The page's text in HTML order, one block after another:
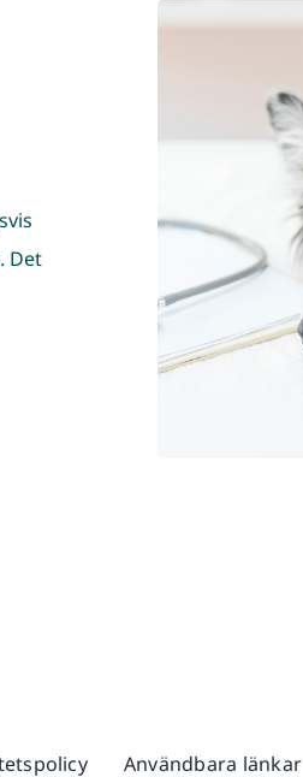
Det
Användbara länkar